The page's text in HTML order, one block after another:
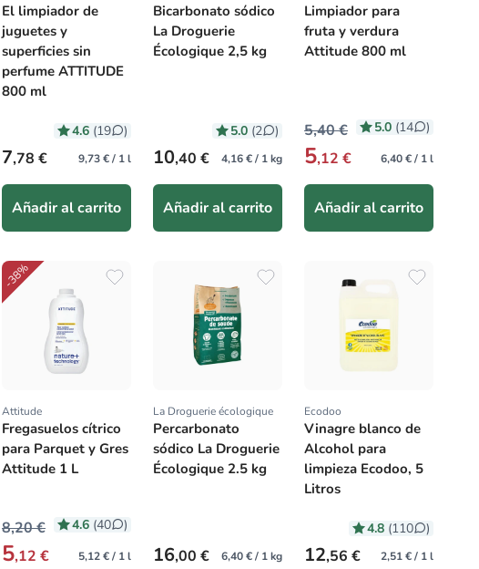
El limpiador de
juguetes y
superficies sin
perfume ATTITUDE
800 ml
4.6 (19 )
Precio habitual
7,78 € 9,73 € / 1 l
Añadir al carrito
Bicarbonato sódico
La Droguerie
Écologique 2,5 kg
5.0 (2 )
Precio habitual
10,40 € 4,16 € / 1 kg
Añadir al carrito
Limpiador para
fruta y verdura
Attitude 800 ml
5.0 (14 )
5,40 €
5,12 € 6,40 € / 1 l
Añadir al carrito
-38%
Proveedor:
Attitude
Fregasuelos cítrico
para Parquet y Gres
Attitude 1 L
4.6 (40 )
8,20 €
5,12 € 5,12 € / 1 l
Proveedor:
La Droguerie écologique
Percarbonato
sódico La Droguerie
Écologique 2.5 kg
Precio habitual
16,00 € 6,40 € / 1 kg
Proveedor:
Ecodoo
Vinagre blanco de
Alcohol para
limpieza Ecodoo, 5
Litros
4.8 (110 )
Precio habitual
12,56 € 2,51 € / 1 l